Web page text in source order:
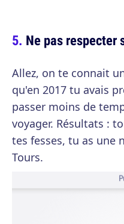
Ne pas respecter
Allez, on te connait
qu'en 2017 tu avais
passer moins de
voyager. Résultats :
tes fesses, tu as une
Tours.